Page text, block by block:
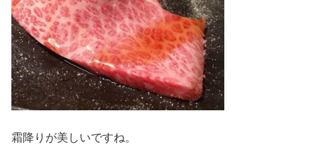
霜降りが美しいですね。